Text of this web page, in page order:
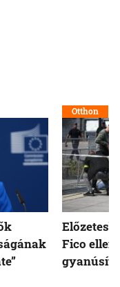
Otthon
Fico